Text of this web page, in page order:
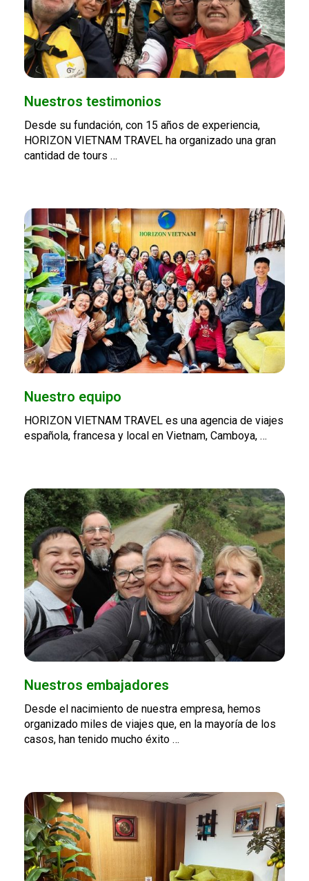
Nuestros testimonios
Desde su fundación, con 15 años de experiencia,
HORIZON VIETNAM TRAVEL ha organizado una gran
cantidad de tours …
Nuestro equipo
HORIZON VIETNAM TRAVEL es una agencia de viajes
española, francesa y local en Vietnam, Camboya, …
Nuestros embajadores
Desde el nacimiento de nuestra empresa, hemos
organizado miles de viajes que, en la mayoría de los
casos, han tenido mucho éxito …